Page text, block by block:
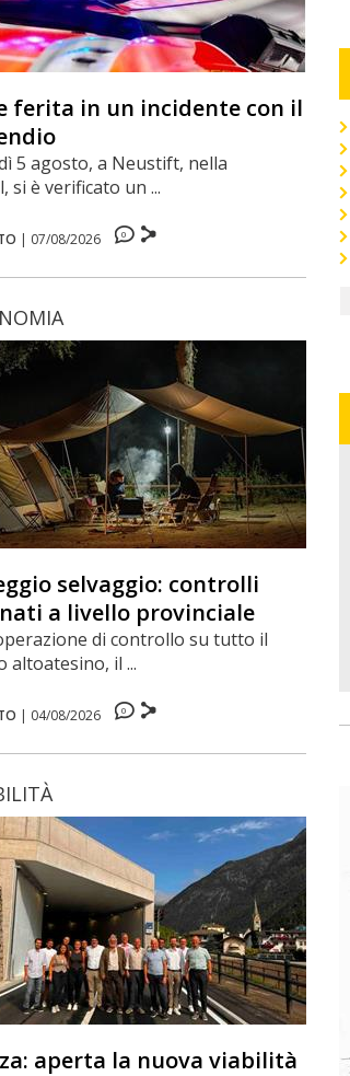
ferita in un incidente con il
5 agosto, a Neustift, nella
si è verificato un ...
| 07/08/2026 0
selvaggio: controlli
a livello provinciale
di controllo su tutto il
il ...
| 04/08/2026 0
aperta la nuova viabilità